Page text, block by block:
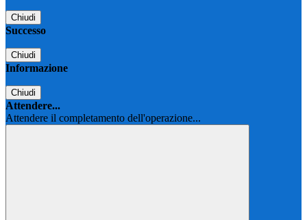
Chiudi
Successo
Chiudi
Informazione
Chiudi
Attendere...
Attendere il completamento dell'operazione...